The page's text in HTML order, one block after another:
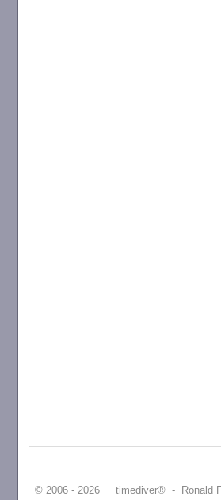
© 2006 - 2026 timediver® - Ronald